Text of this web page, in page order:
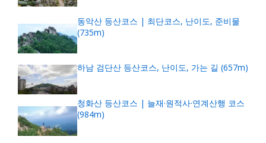
동악산 등산코스 | 최단코스, 난이도, 준비물
(735m)
하남 검단산 등산코스, 난이도, 가는 길 (657m)
청화산 등산코스 | 늘재·원적사·연계산행 코스
(984m)